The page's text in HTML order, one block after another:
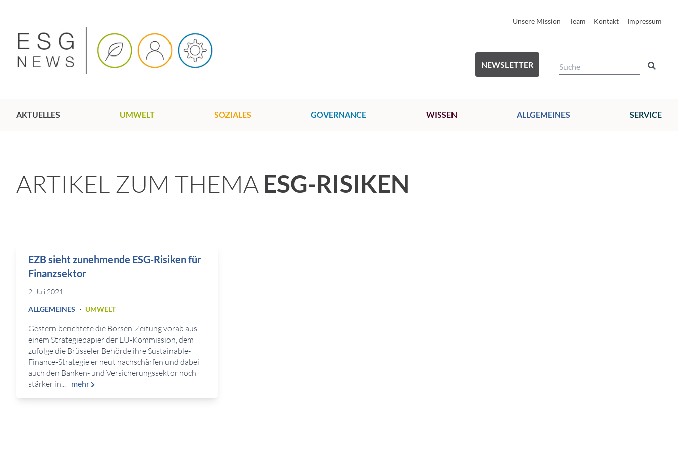
Unsere Mission Team Kontakt Impressum
NEWSLETTER
AKTUELLES UMWELT SOZIALES GOVERNANCE WISSEN ALLGEMEINES SERVICE
ARTIKEL ZUM THEMA ESG-RISIKEN
EZB sieht zunehmende ESG-Risiken für
Finanzsektor
2. Juli 2021
ALLGEMEINES · UMWELT
Gestern berichtete die Börsen-Zeitung vorab aus
einem Strategiepapier der EU-Kommission, dem
zufolge die Brüsseler Behörde ihre Sustainable-
Finance-Strategie er neut nachschärfen und dabei
auch den Banken- und Versicherungssektor noch
stärker in...
mehr